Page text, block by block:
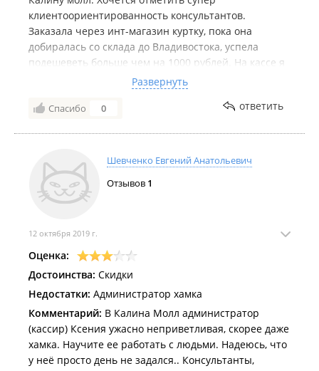
клиентоориентированность консультантов.
Заказала через инт-магазин куртку, пока она
добиралась со склада до Владивостока, успела
подешеветь больше чем на 1000 рублей. На кассе я
обратила на это внимание консультантов, и мне
продали куртку по цене сайта. Большое спасибо за
такую приятную уступку! Буду и дальше постоянным
Развернуть
Спасибо 0 ответить
Шевченко Евгений Анатольевич
Отзывов 1
12 октября 2019 г.
Оценка:
Достоинства: Скидки
Недостатки: Администратор хамка
Комментарий: В Калина Молл администратор
(кассир) Ксения ужасно неприветливая, скорее даже
хамка. Научите ее работать с людьми. Надеюсь, что
у неё просто день не задался.. Консультанты,